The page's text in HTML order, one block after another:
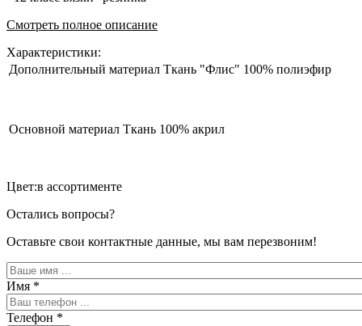
Смотреть полное описание
Характеристики:
Дополнительный материал Ткань "Флис" 100% полиэфир
Основной материал Ткань 100% акрил
Цвет:в ассортименте
Остались вопросы?
Оставьте свои контактные данные, мы вам перезвоним!
Имя *
Телефон *